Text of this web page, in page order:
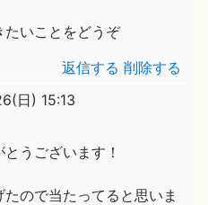
たいことをどうぞ
返信する 削除する
日) 15:13
うございます！
ので当たってると思いま